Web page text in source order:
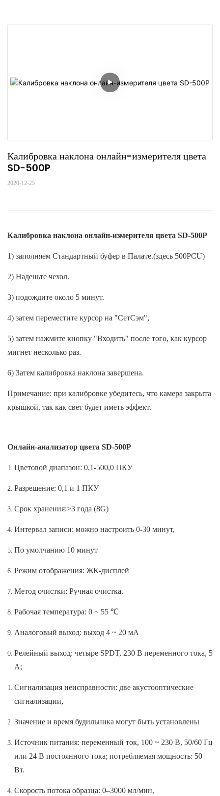
Калибровка наклона онлайн-измерителя цвета
SD-500P
2020-12-25
Калибровка наклона онлайн-измерителя цвета SD-500P
1) заполняем Стандартный буфер в Палате.(здесь 500PCU)
2) Наденьте чехол.
3) подождите около 5 минут.
4) затем переместите курсор на "СетСэм",
5) затем нажмите кнопку "Входить" после того, как курсор
мигнет несколько раз.
6) Затем калибровка наклона завершена.
Примечание: при калибровке убедитесь, что камера закрыта
крышкой, так как свет будет иметь эффект.
Онлайн-анализатор цвета SD-500P
Цветовой диапазон: 0,1-500,0 ПКУ
Разрешение: 0,1 и 1 ПКУ
Срок хранения:>3 года (8G)
Интервал записи: можно настроить 0-30 минут,
По умолчанию 10 минут
Режим отображения: ЖК-дисплей
Метод очистки: Ручная очистка.
Рабочая температура: 0 ~ 55 ℃
Аналоговый выход: выход 4 ~ 20 мА
Релейный выход: четыре SPDT, 230 В переменного тока, 5
А;
Сигнализация неисправности: две акустооптические
сигнализации,
Значение и время будильника могут быть установлены
Источник питания: переменный ток, 100 ~ 230 В, 50/60 Гц
или 24 В постоянного тока; потребляемая мощность: 50
Вт.
Скорость потока образца: 0–3000 мл/мин,